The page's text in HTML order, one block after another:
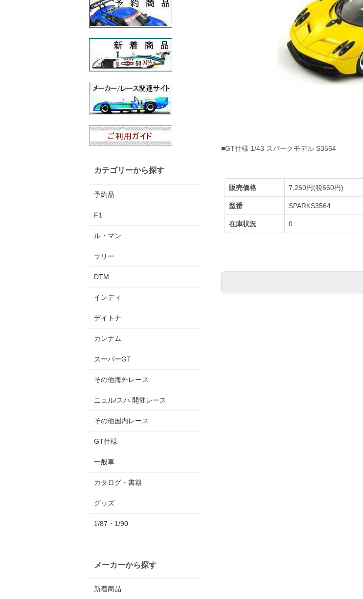
■GT仕様 1/43 スパークモデル S3564
販売価格 7,260円(税660円)
型番 SPARKS3564
在庫状況 0
カテゴリーから探す
予約品
F1
ル・マン
ラリー
DTM
インディ
デイトナ
カンナム
スーパーGT
その他海外レース
ニュル/スパ 開催レース
その他国内レース
GT仕様
一般車
カタログ・書籍
グッズ
1/87・1/90
メーカーから探す
新着商品